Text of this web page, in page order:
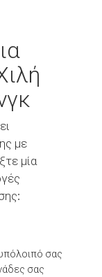
με
μία
σας
σας